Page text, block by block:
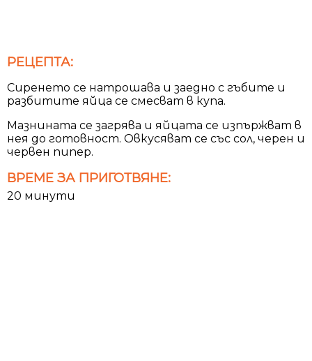
РЕЦЕПТА:
Сиренето се натрошава и заедно с гъбите и
разбитите яйца се смесват в купа.
Мазнината се загрява и яйцата се изпържват в
нея до готовност. Овкусяват се със сол, черен и
червен пипер.
ВРЕМЕ ЗА ПРИГОТВЯНЕ:
20 минути